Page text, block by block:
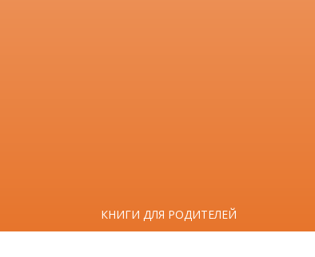
КНИГИ ДЛЯ РОДИТЕЛЕЙ